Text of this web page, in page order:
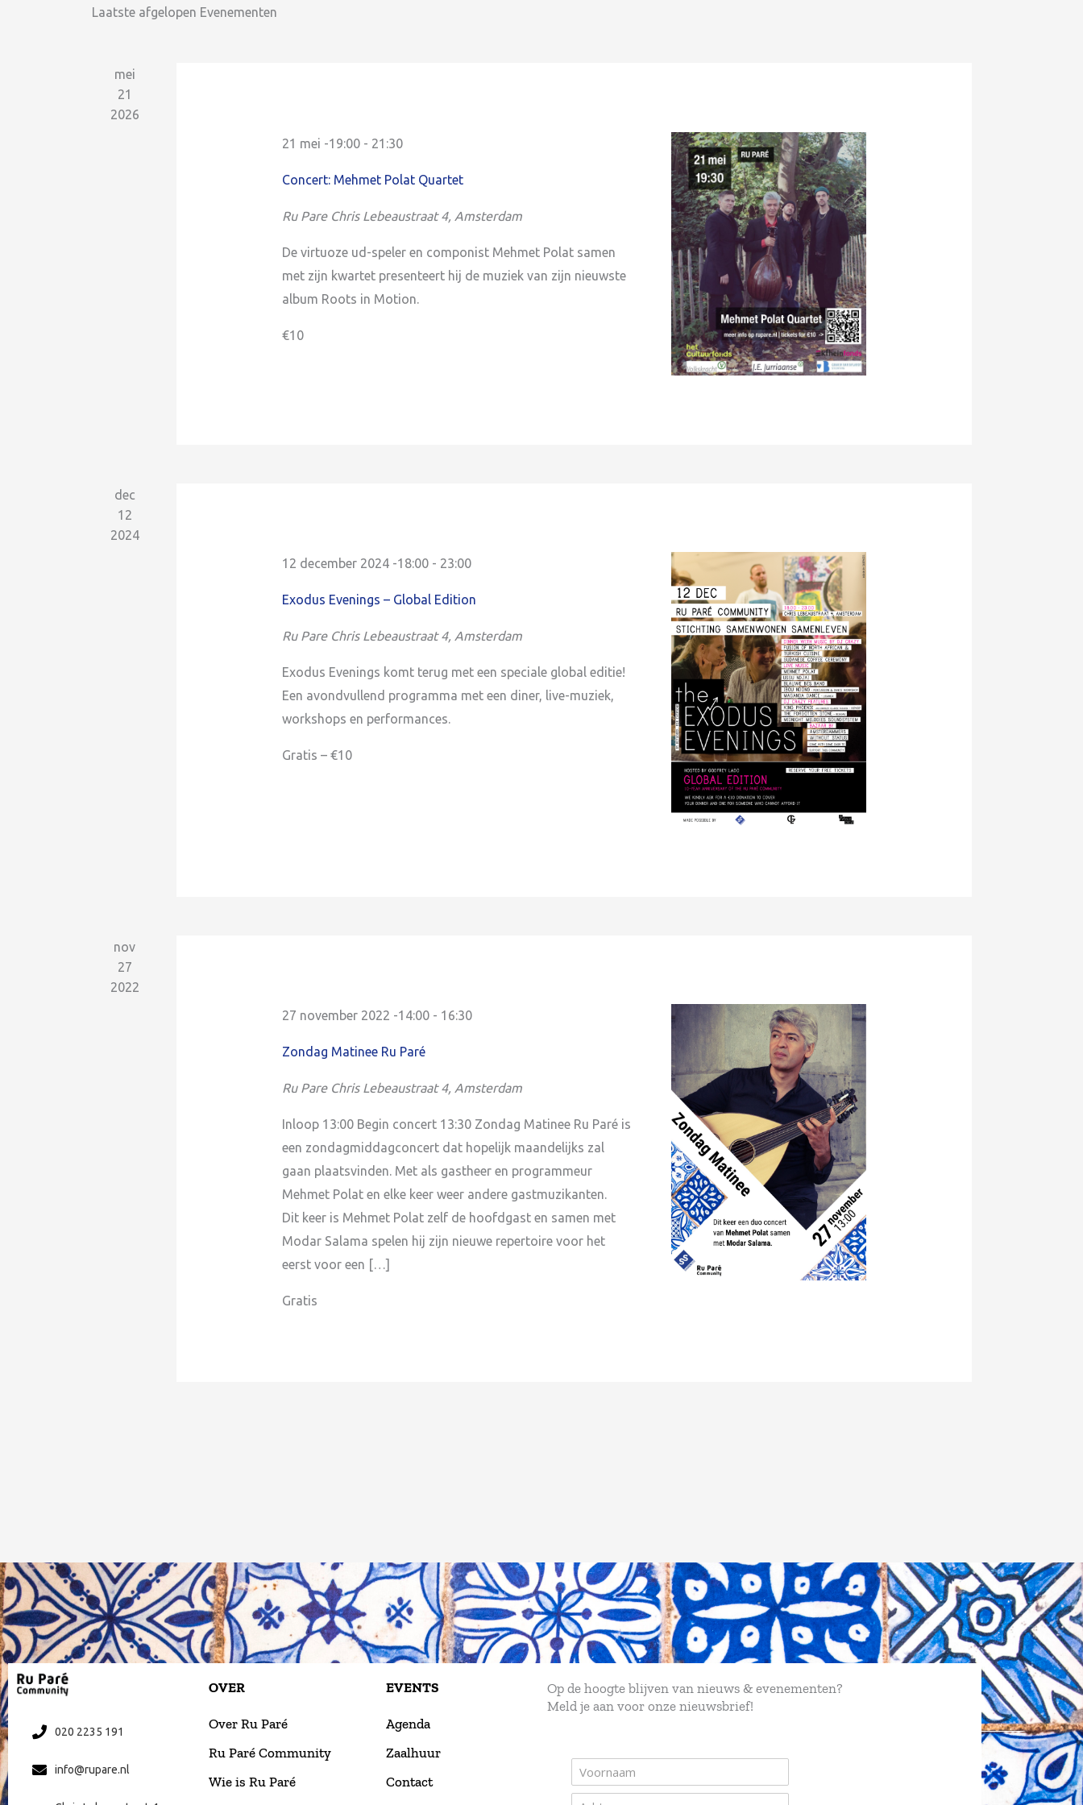
Laatste afgelopen Evenementen
mei
21
2026
21 mei -19:00 - 21:30
Concert: Mehmet Polat Quartet
Ru Pare Chris Lebeaustraat 4, Amsterdam
De virtuoze ud-speler en componist Mehmet Polat samen
met zijn kwartet presenteert hij de muziek van zijn nieuwste
album Roots in Motion.
€10
dec
12
2024
12 december 2024 -18:00 - 23:00
Exodus Evenings – Global Edition
Ru Pare Chris Lebeaustraat 4, Amsterdam
Exodus Evenings komt terug met een speciale global editie!
Een avondvullend programma met een diner, live-muziek,
workshops en performances.
Gratis – €10
nov
27
2022
27 november 2022 -14:00 - 16:30
Zondag Matinee Ru Paré
Ru Pare Chris Lebeaustraat 4, Amsterdam
Inloop 13:00 Begin concert 13:30 Zondag Matinee Ru Paré is
een zondagmiddagconcert dat hopelijk maandelijks zal
gaan plaatsvinden. Met als gastheer en programmeur
Mehmet Polat en elke keer weer andere gastmuzikanten.
Dit keer is Mehmet Polat zelf de hoofdgast en samen met
Modar Salama spelen hij zijn nieuwe repertoire voor het
eerst voor een […]
Gratis
020 2235 191
info@rupare.nl
OVER
Over Ru Paré
Ru Paré Community
Wie is Ru Paré
EVENTS
Agenda
Zaalhuur
Contact
Op de hoogte blijven van nieuws & evenementen?
Meld je aan voor onze nieuwsbrief!